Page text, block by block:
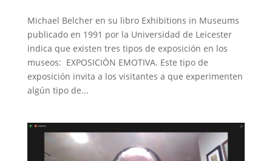
Michael Belcher en su libro Exhibitions in Museums
publicado en 1991 por la Universidad de Leicester
indica que existen tres tipos de exposición en los
museos: EXPOSICIÓN EMOTIVA. Este tipo de
exposición invita a los visitantes a que experimenten
algún tipo de...